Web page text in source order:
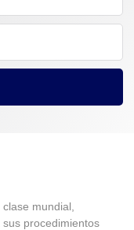
mundial,
procedimientos